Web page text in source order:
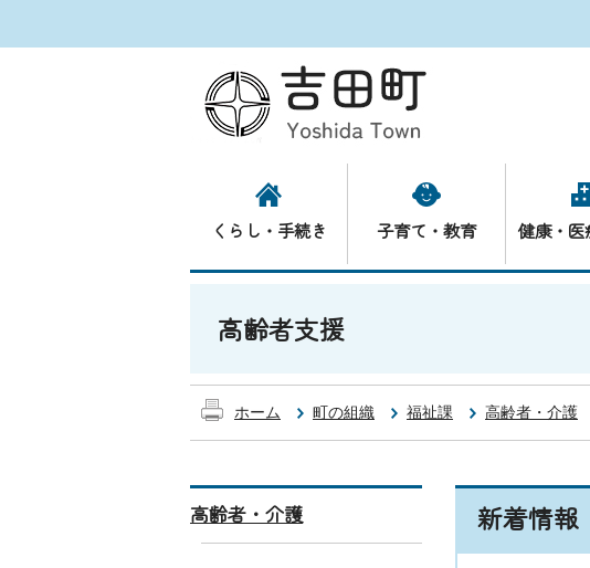
くらし・手続き 子育て・教育 健康・医
高齢者支援
ホーム 町の組織 福祉課 高齢者・介護
高齢者・介護 新着情報